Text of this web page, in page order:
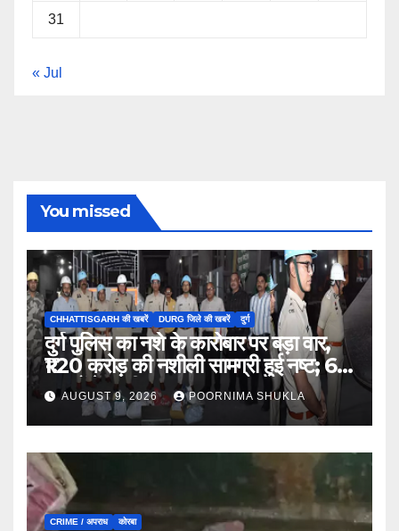
31
« Jul
You missed
CHHATTISGARH की खबरें DURG जिले की खबरें दुर्ग
दुर्ग पुलिस का नशे के कारोबार पर बड़ा वार,
₹1.20 करोड़ की नशीली सामग्री हुई नष्ट; 66
मामलों में जब्ती…
AUGUST 9, 2026 POORNIMA SHUKLA
CRIME / अपराध कोरबा